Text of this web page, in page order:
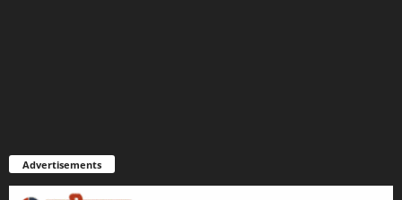
Advertisements